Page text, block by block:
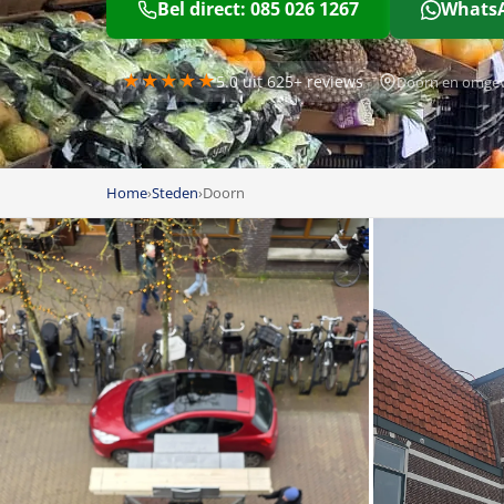
Bel direct: 085 026 1267
★★★★★5.0 uit 625+ reviews Doorn en
Home›Steden›Doorn